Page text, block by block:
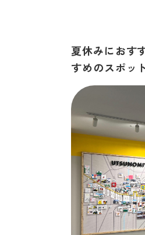
夏休みにおす
すめのスポッ